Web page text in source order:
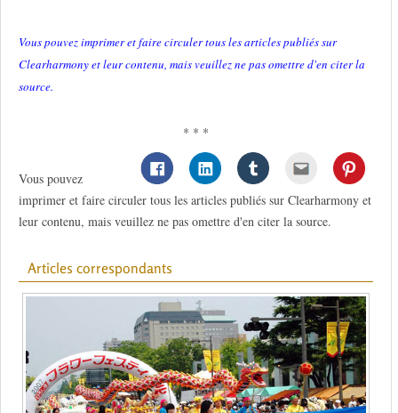
Vous pouvez imprimer et faire circuler tous les articles publiés sur
Clearharmony et leur contenu, mais veuillez ne pas omettre d'en citer la
source.
* * *
Vous pouvez
imprimer et faire circuler tous les articles publiés sur Clearharmony et
leur contenu, mais veuillez ne pas omettre d'en citer la source.
Articles correspondants